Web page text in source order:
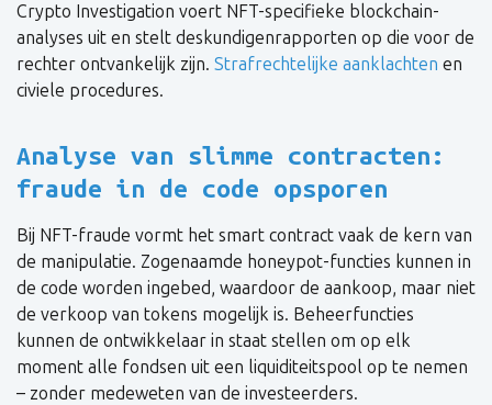
Crypto Investigation voert NFT-specifieke blockchain-
analyses uit en stelt deskundigenrapporten op die voor de
rechter ontvankelijk zijn. Strafrechtelijke aanklachten en
civiele procedures.
Analyse van slimme contracten:
fraude in de code opsporen
Bij NFT-fraude vormt het smart contract vaak de kern van
de manipulatie. Zogenaamde honeypot-functies kunnen in
de code worden ingebed, waardoor de aankoop, maar niet
de verkoop van tokens mogelijk is. Beheerfuncties
kunnen de ontwikkelaar in staat stellen om op elk
moment alle fondsen uit een liquiditeitspool op te nemen
– zonder medeweten van de investeerders.